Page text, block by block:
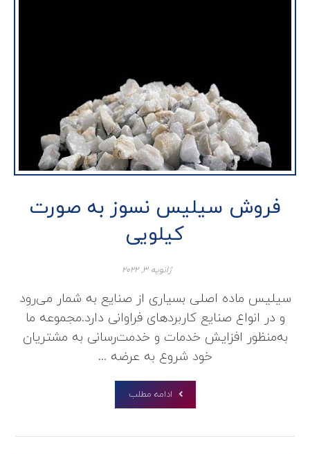
فروش سیلیس نسوز به صورت
کیلویی
ژانویه ۳, ۲۰۲۲
سیلیس ماده اصلی بسیاری از صنایع به شمار می‌رود
و در انواع صنایع کاربردهای فراوانی دارد.مجموعه ما
به‌منظور افزایش خدمات و خدمت‌رسانی به مشتریان
خود شروع به عرضه ...
ادامه مطلب